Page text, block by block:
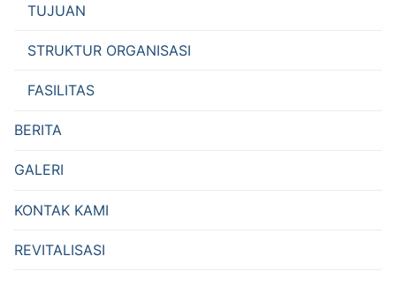
TUJUAN
STRUKTUR ORGANISASI
FASILITAS
BERITA
GALERI
KONTAK KAMI
REVITALISASI